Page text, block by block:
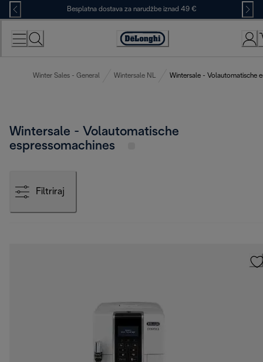
Skip
to
Content
Besplatna dostava za narudžbe iznad 49 €
Accessibility
Winter Sales - General Wintersale NL Wintersale - Volautomatische
Wintersale - Volautomatische
espressomachines
Filtriraj